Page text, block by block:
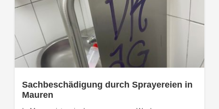
Sachbeschädigung durch Sprayereien in
Mauren